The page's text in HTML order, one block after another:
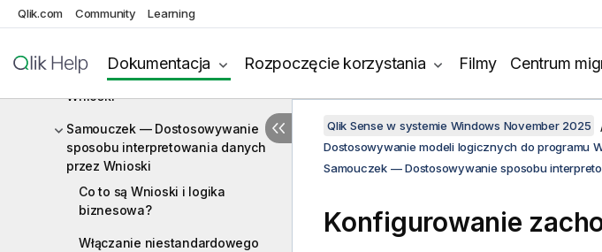
Qlik.com Community Learning
Dokumentacja Rozpoczęcie korzystania Filmy Centrum
Tworzenie modeli logicznych do
Wnioski przy użyciu Logiki
Tworzenie słownictwa dla funkcji
Wnioski
Samouczek — Dostosowywanie
sposobu interpretowania danych
przez Wnioski
Co to są Wnioski i logika
biznesowa?
Włączanie niestandardowego
Qlik Sense w systemie Windows November 2025
Dostosowywanie modeli logicznych do programu
Samouczek — Dostosowywanie sposobu
Konfigurowanie